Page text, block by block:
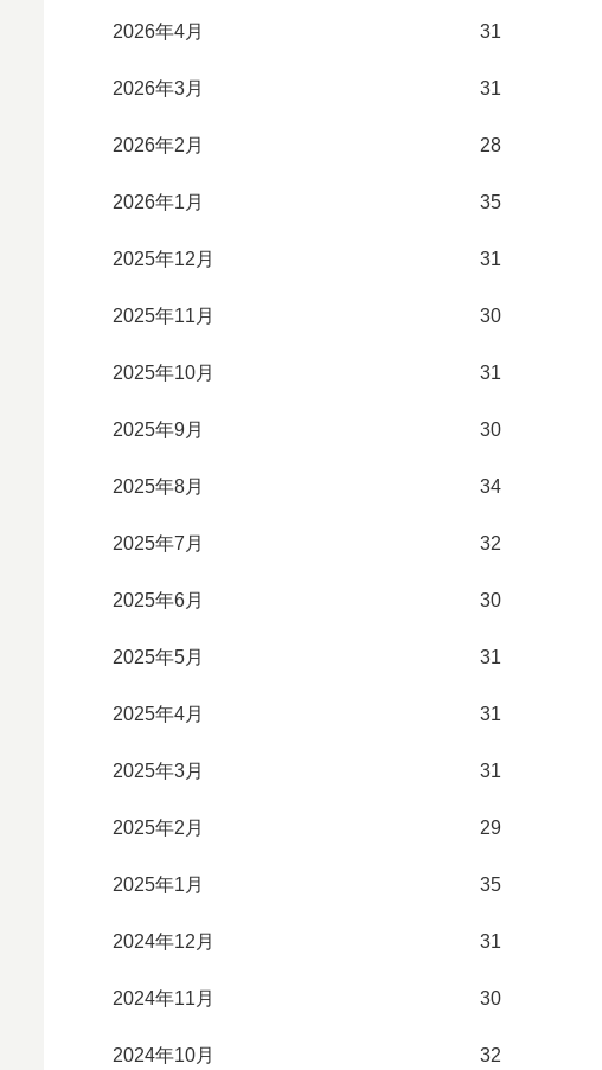
2026年4月 31
2026年3月 31
2026年2月 28
2026年1月 35
2025年12月 31
2025年11月 30
2025年10月 31
2025年9月 30
2025年8月 34
2025年7月 32
2025年6月 30
2025年5月 31
2025年4月 31
2025年3月 31
2025年2月 29
2025年1月 35
2024年12月 31
2024年11月 30
2024年10月 32